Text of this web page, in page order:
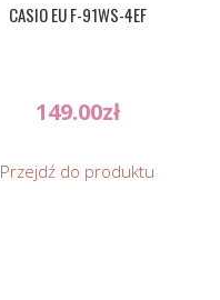
CASIO EU F-91WS-4EF
149.00zł
Przejdź do produktu